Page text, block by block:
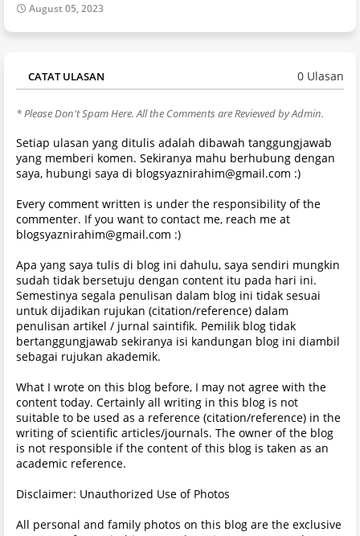
August 05, 2023
CATAT ULASAN 0 Ulasan
* Please Don't Spam Here. All the Comments are Reviewed by Admin.
Setiap ulasan yang ditulis adalah dibawah tanggungjawab
yang memberi komen. Sekiranya mahu berhubung dengan
saya, hubungi saya di blogsyaznirahim@gmail.com :)
Every comment written is under the responsibility of the
commenter. If you want to contact me, reach me at
blogsyaznirahim@gmail.com :)
Apa yang saya tulis di blog ini dahulu, saya sendiri mungkin
sudah tidak bersetuju dengan content itu pada hari ini.
Semestinya segala penulisan dalam blog ini tidak sesuai
untuk dijadikan rujukan (citation/reference) dalam
penulisan artikel / jurnal saintifik. Pemilik blog tidak
bertanggungjawab sekiranya isi kandungan blog ini diambil
sebagai rujukan akademik.
What I wrote on this blog before, I may not agree with the
content today. Certainly all writing in this blog is not
suitable to be used as a reference (citation/reference) in the
writing of scientific articles/journals. The owner of the blog
is not responsible if the content of this blog is taken as an
academic reference.
Disclaimer: Unauthorized Use of Photos
All personal and family photos on this blog are the exclusive